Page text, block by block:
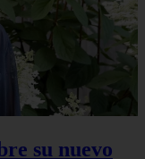
su nuevo